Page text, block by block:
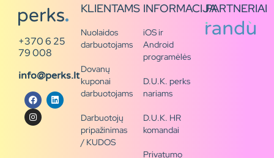
+370 6 25
79 008
info@perks.lt
KLIENTAMS
Nuolaidos
darbuotojams
Dovanų
kuponai
darbuotojams
Darbuotojų
pripažinimas
/ KUDOS
INFORMACIJA
iOS ir
Android
programėlės
D.U.K. perks
nariams
D.U.K. HR
komandai
Privatumo
PARTNERIAI